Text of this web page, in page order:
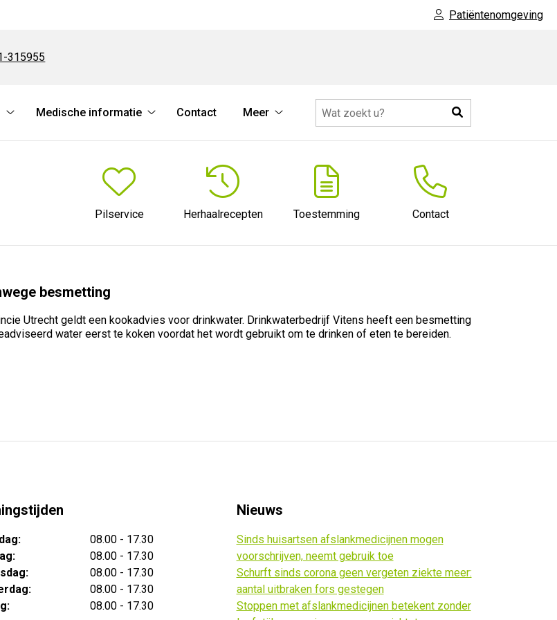
Patiëntenomgeving
315955
diensten
Medische informatie
informatie
Contact
Meer
submenu
Zoeken
Pilservice Herhaalrecepten Toestemming Contact
besmetting
Utrecht geldt een kookadvies voor drinkwater. Drinkwaterbedrijf Vitens heeft een besmetting
water eerst te koken voordat het wordt gebruikt om te drinken of eten te bereiden.
08.00 - 17.30
08.00 - 17.30
08.00 - 17.30
08.00 - 17.30
08.00 - 17.30
Nieuws
Sinds huisartsen afslankmedicijnen mogen
voorschrijven, neemt gebruik toe
Schurft sinds corona geen vergeten ziekte meer:
aantal uitbraken fors gestegen
Stoppen met afslankmedicijnen betekent zonder